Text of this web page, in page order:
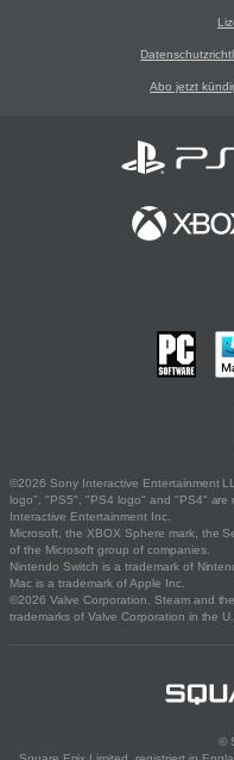
Abo jetzt
©2026 Sony Interactive Entertainment
logo", "PS5", "PS4 logo" and "PS4" are
Interactive Entertainment Inc.
Microsoft, the XBOX Sphere mark, the
of the Microsoft group of companies.
Nintendo Switch is a trademark of
Mac is a trademark of Apple Inc.
©2026 Valve Corporation. Steam and
trademarks of Valve Corporation in the
©